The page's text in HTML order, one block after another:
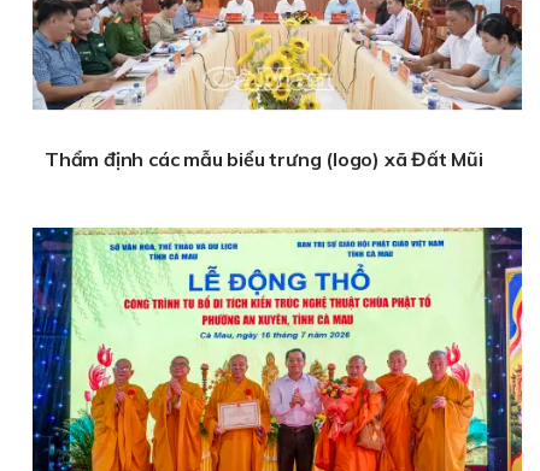
Thẩm định các mẫu biểu trưng (logo) xã Đất Mũi